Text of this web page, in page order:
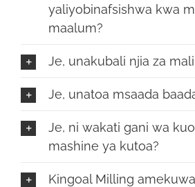
yaliyobinafsishwa kwa
maalum?
Je, unakubali njia za
Je, unatoa msaada
Je, ni wakati gani wa
mashine ya kutoa?
Kingoal Milling